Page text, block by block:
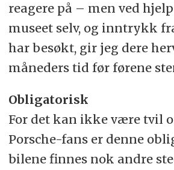
reagere på – men ved
museet selv, og inntrykk
har besøkt, gir jeg dere
måneders tid før førene
Obligatorisk
For det kan ikke være tvil
Porsche-fans er denne
bilene finnes nok andre